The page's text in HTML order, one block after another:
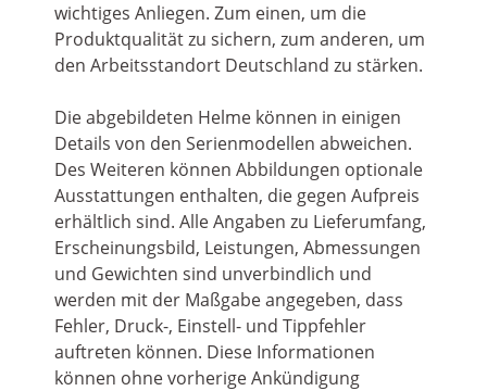
wichtiges Anliegen. Zum einen, um die
Produktqualität zu sichern, zum anderen, um
den Arbeitsstandort Deutschland zu stärken.
Die abgebildeten Helme können in einigen
Details von den Serienmodellen abweichen.
Des Weiteren können Abbildungen optionale
Ausstattungen enthalten, die gegen Aufpreis
erhältlich sind. Alle Angaben zu Lieferumfang,
Erscheinungsbild, Leistungen, Abmessungen
und Gewichten sind unverbindlich und
werden mit der Maßgabe angegeben, dass
Fehler, Druck-, Einstell- und Tippfehler
auftreten können. Diese Informationen
können ohne vorherige Ankündigung